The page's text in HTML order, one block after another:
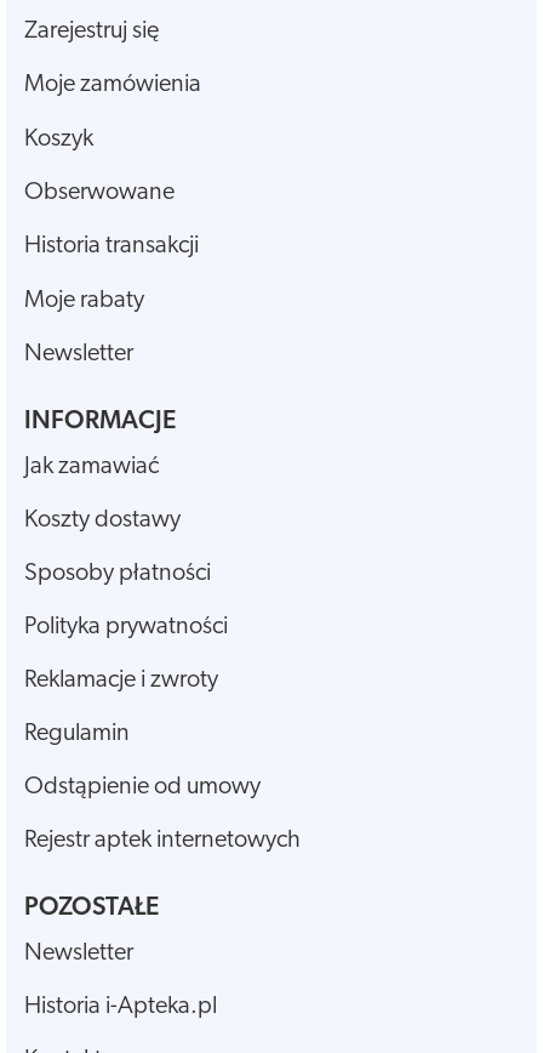
Zarejestruj się
Moje zamówienia
Koszyk
Obserwowane
Historia transakcji
Moje rabaty
Newsletter
INFORMACJE
Jak zamawiać
Koszty dostawy
Sposoby płatności
Polityka prywatności
Reklamacje i zwroty
Regulamin
Odstąpienie od umowy
Rejestr aptek internetowych
POZOSTAŁE
Newsletter
Historia i-Apteka.pl